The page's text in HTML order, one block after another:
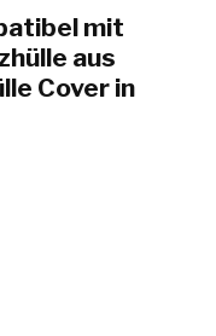
mit
aus
Cover in